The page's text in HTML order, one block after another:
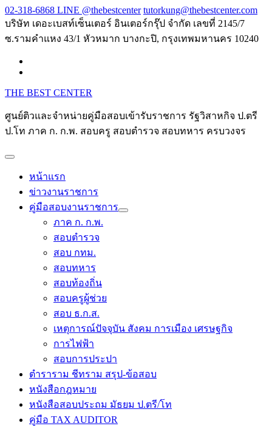
Skip
to
02-318-6868 LINE @thebestcenter tutorkung@thebestcenter.com
บริษัท เดอะเบสท์เซ็นเตอร์ อินเตอร์กรุ๊ป จำกัด เลขที่ 2145/7
ซ.รามคำแหง 43/1 หัวหมาก บางกะปิ, กรุงเทพมหานคร 10240
THE BEST CENTER
ศูนย์ติวและจำหน่ายคู่มือสอบเข้ารับราชการ รัฐวิสาหกิจ ป.ตรี
ป.โท ภาค ก. ก.พ. สอบครู สอบตำรวจ สอบทหาร ครบวงจร
หน้าแรก
ข่าวงานราชการ
คู่มือสอบงานราชการ
ภาค ก. ก.พ.
สอบตำรวจ
สอบ กทม.
สอบทหาร
สอบท้องถิ่น
สอบครูผู้ช่วย
สอบ ธ.ก.ส.
เหตุการณ์ปัจจุบัน สังคม การเมือง เศรษฐกิจ
การไฟฟ้า
สอบการประปา
ตำราราม ชีทราม สรุป-ข้อสอบ
หนังสือกฎหมาย
หนังสือสอบประถม มัธยม ป.ตรี/โท
คู่มือ TAX AUDITOR